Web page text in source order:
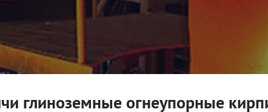
глиноземные огнеупорные